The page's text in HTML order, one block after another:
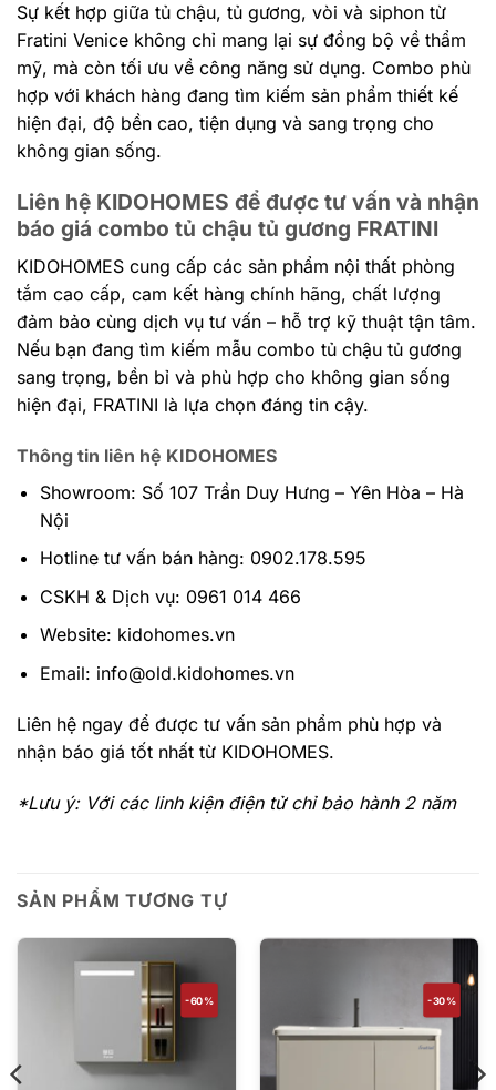
Sự kết hợp giữa tủ chậu, tủ gương, vòi và siphon từ
Fratini Venice không chỉ mang lại sự đồng bộ về thẩm
mỹ, mà còn tối ưu về công năng sử dụng. Combo phù
hợp với khách hàng đang tìm kiếm sản phẩm thiết kế
hiện đại, độ bền cao, tiện dụng và sang trọng cho
không gian sống.
Liên hệ KIDOHOMES để được tư vấn và nhận
báo giá combo tủ chậu tủ gương FRATINI
KIDOHOMES cung cấp các sản phẩm nội thất phòng
tắm cao cấp, cam kết hàng chính hãng, chất lượng
đảm bảo cùng dịch vụ tư vấn – hỗ trợ kỹ thuật tận tâm.
Nếu bạn đang tìm kiếm mẫu combo tủ chậu tủ gương
sang trọng, bền bỉ và phù hợp cho không gian sống
hiện đại, FRATINI là lựa chọn đáng tin cậy.
Thông tin liên hệ KIDOHOMES
Showroom: Số 107 Trần Duy Hưng – Yên Hòa – Hà
Nội
Hotline tư vấn bán hàng: 0902.178.595
CSKH & Dịch vụ: 0961 014 466
Website: kidohomes.vn
Email: info@old.kidohomes.vn
Liên hệ ngay để được tư vấn sản phẩm phù hợp và
nhận báo giá tốt nhất từ KIDOHOMES.
*Lưu ý: Với các linh kiện điện tử chỉ bảo hành 2 năm
SẢN PHẨM TƯƠNG TỰ
-60% -30%